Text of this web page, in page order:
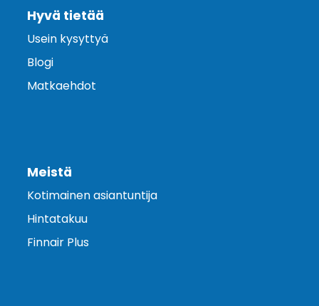
Hyvä tietää
Usein kysyttyä
Blogi
Matkaehdot
Meistä
Kotimainen asiantuntija
Hintatakuu
Finnair Plus